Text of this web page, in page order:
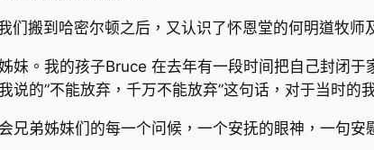
们搬到哈密尔顿之后，又认识了怀恩堂的何明道牧师
妹。我的孩子Bruce 在去年有一段时间把自己封闭
说的”不能放弃，千万不能放弃”这句话，对于当时
兄弟姊妹们的每一个问候，一个安抚的眼神，一句安